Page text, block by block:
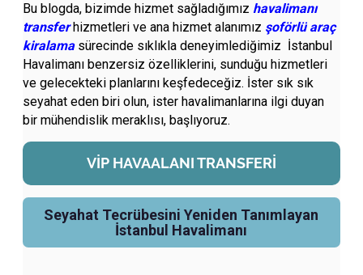
Bu blogda, bizimde hizmet sağladığımız havalimanı
transferhizmetleri ve ana hizmet alanımız şoförlü araç
kiralamasürecinde sıklıkla deneyimlediğimiz İstanbul
Havalimanı benzersiz özelliklerini, sunduğu hizmetleri
ve gelecekteki planlarını keşfedeceğiz. İster sık sık
seyahat eden biri olun, ister havalimanlarına ilgi duyan
bir mühendislik meraklısı, başlıyoruz.
VIP HAVAALANI TRANSFERI
Seyahat Tecrübesini Yeniden Tanımlayan
İstanbul Havalimanı